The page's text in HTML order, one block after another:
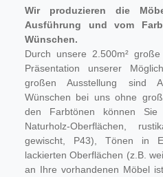
Wir produzieren die
Ausführung und vom
Wünschen.
Durch unsere 2.500m²
Präsentation unserer
großen Ausstellung sind
Wünschen bei uns ohne
den Farbtönen können Sie
Naturholz-Oberflächen,
gewischt, P43), Tönen in
lackierten Oberflächen (z.B.
an Ihre vorhandenen Möbel